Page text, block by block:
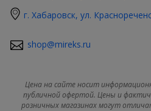
г. Хабаровск, ул.
shop@mireks.ru
Цена на сайте носит
публичной офертой. Цены и
розничных магазинах могут